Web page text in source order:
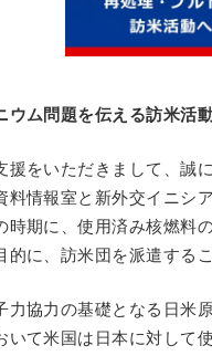
ウム問題を伝える訪米活
援をいただきまして、誠
料情報室と新外交イニシ
時期に、使用済み核燃料
的に、訪米団を派遣する
力協力の基礎となる日米
いて米国は日本に対して